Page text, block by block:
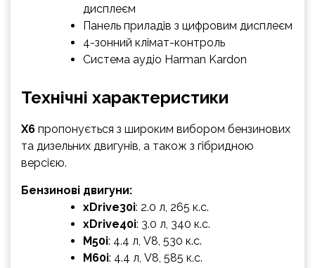
дисплеєм
Панель приладів з цифровим дисплеєм
4-зонний клімат-контроль
Система аудіо Harman Kardon
Технічні характеристики
X6 пропонується з широким вибором бензинових
та дизельних двигунів, а також з гібридною
версією.
Бензинові двигуни:
xDrive30i: 2.0 л, 265 к.с.
xDrive40i: 3.0 л, 340 к.с.
M50i: 4.4 л, V8, 530 к.с.
M60i: 4.4 л, V8, 585 к.с.